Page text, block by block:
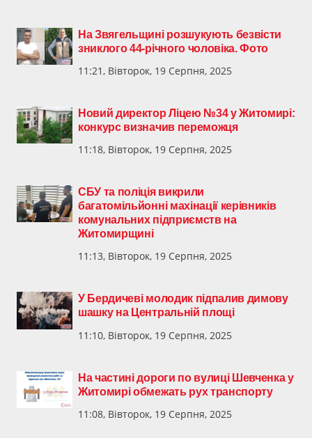
На Звягельщині розшукують безвісти
зниклого 44-річного чоловіка. Фото
11:21, Вівторок, 19 Серпня, 2025
Новий директор Ліцею №34 у Житомирі:
конкурс визначив переможця
11:18, Вівторок, 19 Серпня, 2025
СБУ та поліція викрили
багатомільйонні махінації керівників
комунальних підприємств на
Житомирщині
11:13, Вівторок, 19 Серпня, 2025
У Бердичеві молодик підпалив димову
шашку на Центральній площі
11:10, Вівторок, 19 Серпня, 2025
На частині дороги по вулиці Шевченка у
Житомирі обмежать рух транспорту
11:08, Вівторок, 19 Серпня, 2025